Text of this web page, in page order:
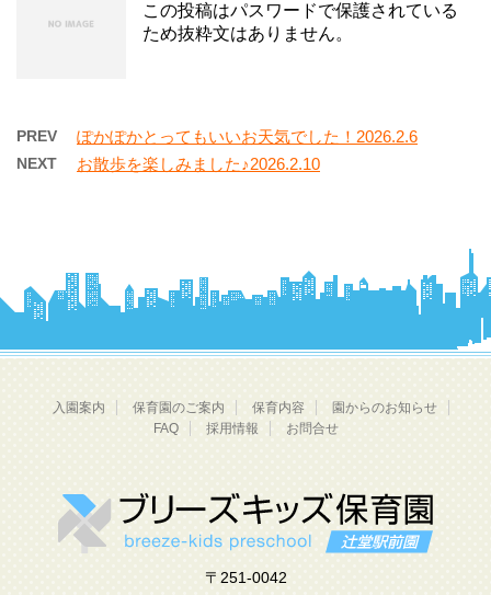
この投稿はパスワードで保護されている
ため抜粋文はありません。
PREV ぽかぽかとってもいいお天気でした！2026.2.6
NEXT お散歩を楽しみました♪2026.2.10
入園案内 保育園のご案内 保育内容
園からのお知らせ
FAQ
採用情報 お問合せ
〒251-0042